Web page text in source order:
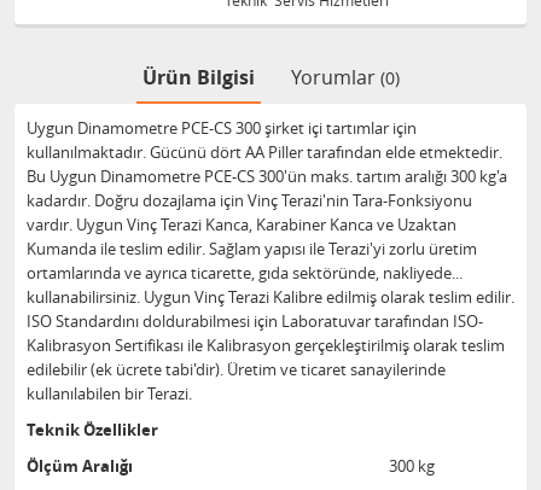
Ürün Bilgisi Yorumlar (0)
Uygun Dinamometre PCE-CS 300 şirket içi tartımlar için
kullanılmaktadır. Gücünü dört AA Piller tarafından elde etmektedir.
Bu Uygun Dinamometre PCE-CS 300'ün maks. tartım aralığı 300 kg'a
kadardır. Doğru dozajlama için Vinç Terazi'nin Tara-Fonksiyonu
vardır. Uygun Vinç Terazi Kanca, Karabiner Kanca ve Uzaktan
Kumanda ile teslim edilir. Sağlam yapısı ile Terazi'yi zorlu üretim
ortamlarında ve ayrıca ticarette, gıda sektöründe, nakliyede...
kullanabilirsiniz. Uygun Vinç Terazi Kalibre edilmiş olarak teslim edilir.
ISO Standardını doldurabilmesi için Laboratuvar tarafından ISO-
Kalibrasyon Sertifikası ile Kalibrasyon gerçekleştirilmiş olarak teslim
edilebilir (ek ücrete tabi'dir). Üretim ve ticaret sanayilerinde
kullanılabilen bir Terazi.
Teknik Özellikler
Ölçüm Aralığı
300 kg